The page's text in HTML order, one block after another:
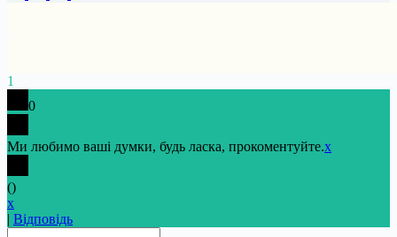
1
0
Ми любимо ваші думки, будь ласка, прокоментуйте.x
()
x
| Відповідь